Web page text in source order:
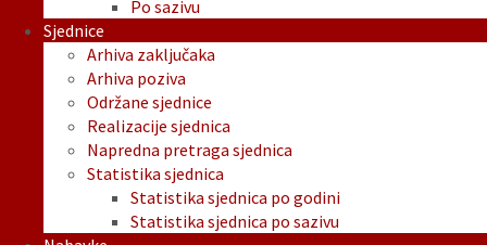
Po sazivu
Sjednice
Arhiva zaključaka
Arhiva poziva
Održane sjednice
Realizacije sjednica
Napredna pretraga sjednica
Statistika sjednica
Statistika sjednica po godini
Statistika sjednica po sazivu